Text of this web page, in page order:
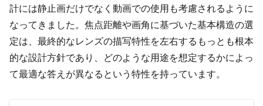
計には静止画だけでなく動画での使用も考慮されるように
なってきました。焦点距離や画角に基づいた基本構造の選
定は、最終的なレンズの描写特性を左右するもっとも根本
的な設計方針であり、どのような用途を想定するかによっ
て最適な答えが異なるという特性を持っています。